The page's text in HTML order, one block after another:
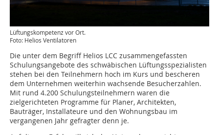
Lüftungskompetenz vor Ort.
Foto: Helios Ventilatoren
Die unter dem Begriff Helios LCC zusammengefassten
Schulungsangebote des schwäbischen Lüftungsspezialisten
stehen bei den Teilnehmern hoch im Kurs und bescheren
dem Unternehmen weiterhin wachsende Besucherzahlen.
Mit rund 4.200 Schulungsteilnehmern waren die
zielgerichteten Programme für Planer, Architekten,
Bauträger, Installateure und den Wohnungsbau im
vergangenen Jahr gefragter denn je.